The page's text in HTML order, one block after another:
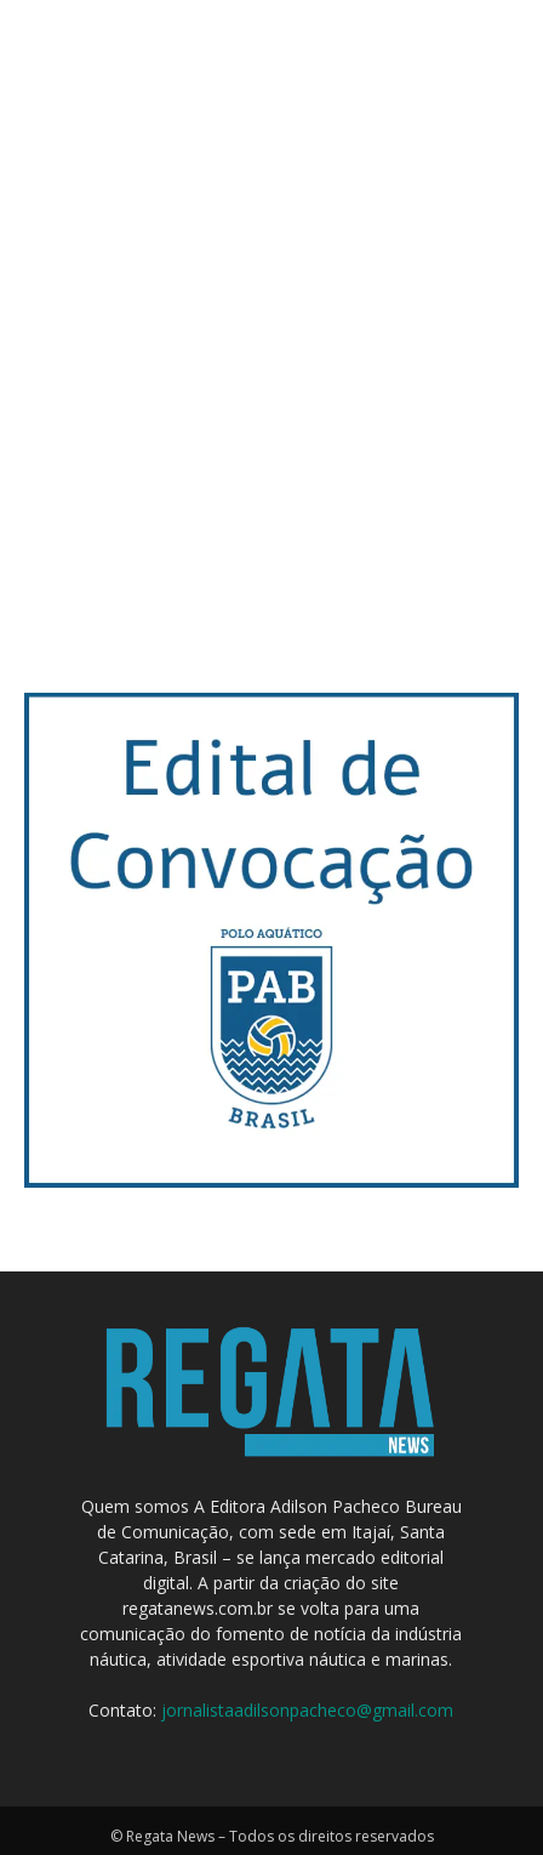
Quem somos A Editora Adilson Pacheco Bureau
de Comunicação, com sede em Itajaí, Santa
Catarina, Brasil – se lança mercado editorial
digital. A partir da criação do site
regatanews.com.br se volta para uma
comunicação do fomento de notícia da indústria
náutica, atividade esportiva náutica e marinas.
Contato: jornalistaadilsonpacheco@gmail.com
© Regata News – Todos os direitos reservados